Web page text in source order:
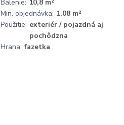
Balenie: 10,8 m²
Min. objednávka: 1,08 m²
Použitie: exteriér / pojazdná aj
pochôdzna
Hrana: fazetka